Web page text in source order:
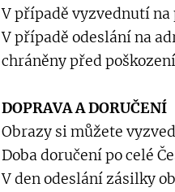
V případě vyzvednutí na
V případě odeslání na
chráněny před
DOPRAVA A DORUČENÍ
Obrazy si můžete
Doba doručení po celé
V den odeslání zásilky